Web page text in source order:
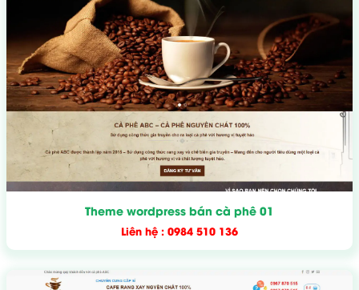
Theme wordpress bán cà phê 01
Liên hệ : 0984 510 136